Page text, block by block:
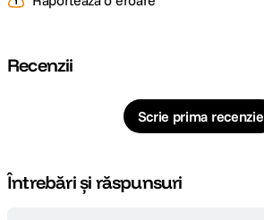
Recenzii
Scrie prima recenzie
Întrebări și răspunsuri